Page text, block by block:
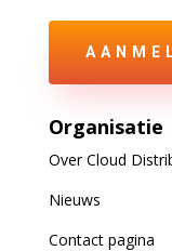
Organisatie
Over Cloud
Nieuws
Contact pagina